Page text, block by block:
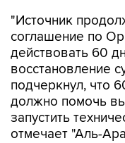
"Источник
соглашение по
действовать 60
восстановление
подчеркнул, что
должно помочь
запустить
отмечает "Аль-